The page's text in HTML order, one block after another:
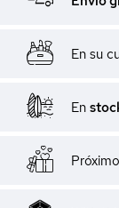
En su
En
Próximo